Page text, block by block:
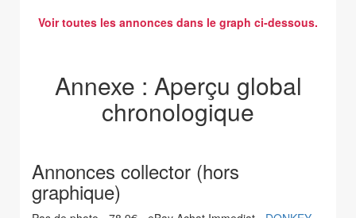
Voir toutes les annonces dans le graph ci-dessous.
Annexe : Aperçu global
chronologique
Annonces collector (hors
graphique)